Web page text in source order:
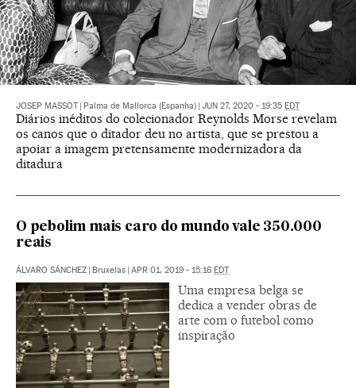
JOSEP MASSOT Palma de Mallorca (Espanha) JUN 27, 2020 - 19:35 EDT
Diários inéditos do colecionador Reynolds Morse revelam
os canos que o ditador deu no artista, que se prestou a
apoiar a imagem pretensamente modernizadora da
ditadura
O pebolim mais caro do mundo vale 350.000
reais
ÁLVARO SÁNCHEZ Bruxelas APR 01, 2019 - 15:16 EDT
Uma empresa belga se
dedica a vender obras de
arte com o futebol como
inspiração